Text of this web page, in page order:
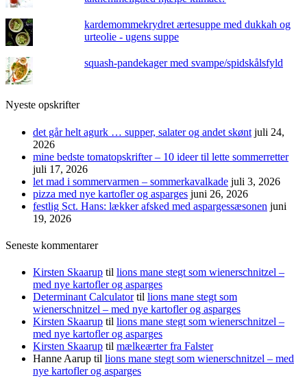
kardemommekrydret ærtesuppe med dukkah og
urteolie - ugens suppe
squash-pandekager med svampe/spidskålsfyld
Nyeste opskrifter
det går helt agurk … supper, salater og andet skønt juli 24,
2026
mine bedste tomatopskrifter – 10 ideer til lette sommerretter
juli 17, 2026
let mad i sommervarmen – sommerkavalkade juli 3, 2026
pizza med nye kartofler og asparges juni 26, 2026
festlig Sct. Hans: lækker afsked med aspargessæsonen juni
19, 2026
Seneste kommentarer
Kirsten Skaarup til lions mane stegt som wienerschnitzel –
med nye kartofler og asparges
Determinant Calculatortil lions mane stegt som
wienerschnitzel – med nye kartofler og asparges
Kirsten Skaarup til lions mane stegt som wienerschnitzel –
med nye kartofler og asparges
Kirsten Skaarup til mælkeærter fra Falster
Hanne Aarup til lions mane stegt som wienerschnitzel – med
nye kartofler og asparges